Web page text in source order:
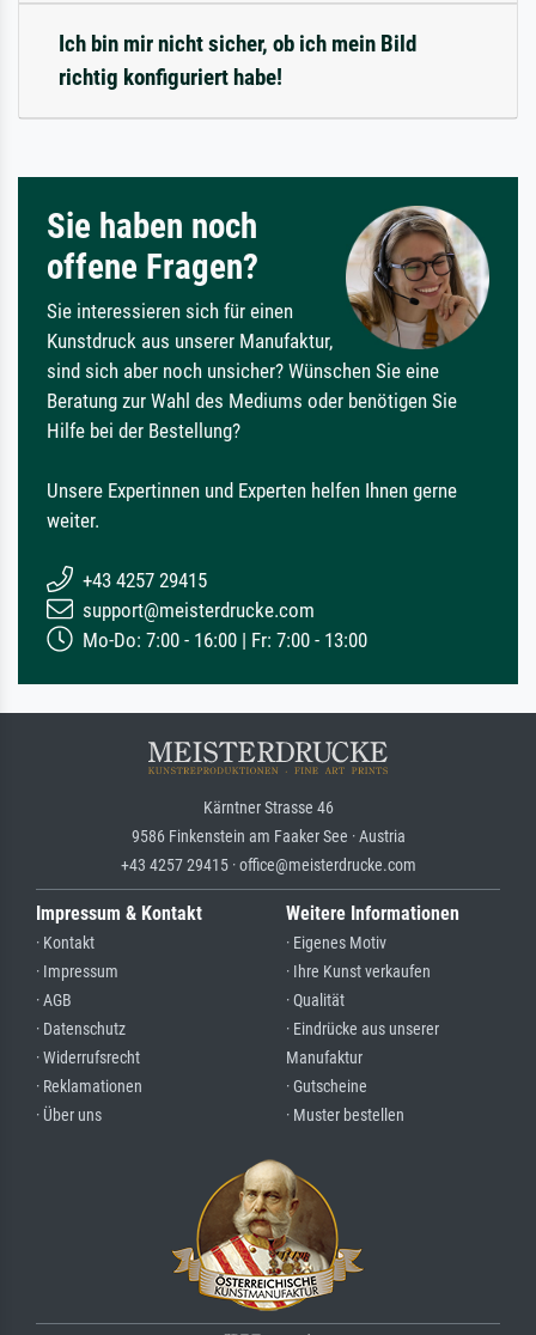
Ich bin mir nicht sicher, ob ich mein Bild
richtig konfiguriert habe!
Sie haben noch
offene Fragen?
Sie interessieren sich für einen
Kunstdruck aus unserer Manufaktur,
sind sich aber noch unsicher? Wünschen Sie eine
Beratung zur Wahl des Mediums oder benötigen Sie
Hilfe bei der Bestellung?
Unsere Expertinnen und Experten helfen Ihnen gerne
weiter.
+43 4257 29415
support@meisterdrucke.com
Mo-Do: 7:00 - 16:00 | Fr: 7:00 - 13:00
Kärntner Strasse 46
9586 Finkenstein am Faaker See · Austria
+43 4257 29415 · office@meisterdrucke.com
Impressum & Kontakt
· Kontakt
· Impressum
· AGB
· Datenschutz
· Widerrufsrecht
· Reklamationen
· Über uns
Weitere Informationen
· Eigenes Motiv
· Ihre Kunst verkaufen
· Qualität
· Eindrücke aus unserer
Manufaktur
· Gutscheine
· Muster bestellen